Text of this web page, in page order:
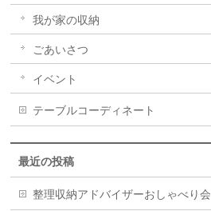
我が家の収納
ごあいさつ
イベント
テーブルコーディネート
最近の投稿
整理収納アドバイザーおしゃべり会